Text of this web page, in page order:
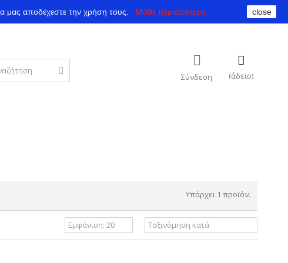
(άδειο)
Σύνδεση
Υπάρχει 1 προϊόν.
μας αποδέχεστε την χρήση τους. Μάθε περισσότερα close